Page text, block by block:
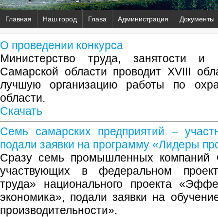
Главная Наш город Глава Администрация Документы
О проведении конкурса
Министерство труда, занятости и
Самарской области проводит XVIII
лучшую организацию работы по
области.
Скачать
Семь самарских предприятий –
подали заявки на программу «Лидеры
Сразу семь промышленных компаний
участвующих в федеральном
труда» национального проекта
экономика», подали заявки на
производительности».